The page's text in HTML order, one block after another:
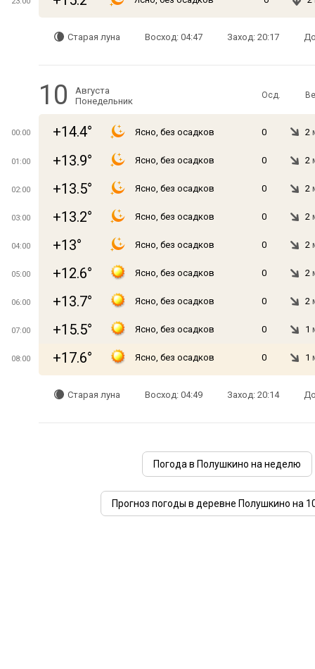
Старая луна Восход: 04:47 Заход: 20:17
10
Августа
Понедельник
Осд.
00:00 +14.4° Ясно, без осадков 0 2
01:00 +13.9° Ясно, без осадков 0 2
02:00 +13.5° Ясно, без осадков 0 2
03:00 +13.2° Ясно, без осадков 0 2
04:00 +13° Ясно, без осадков 0 2
05:00 +12.6° Ясно, без осадков 0 2
06:00 +13.7° Ясно, без осадков 0 2
07:00 +15.5° Ясно, без осадков 0 1
08:00 +17.6° Ясно, без осадков 0 1
Старая луна Восход: 04:49 Заход: 20:14
Погода в Полушкино на неделю
Прогноз погоды в деревне Полушкино на